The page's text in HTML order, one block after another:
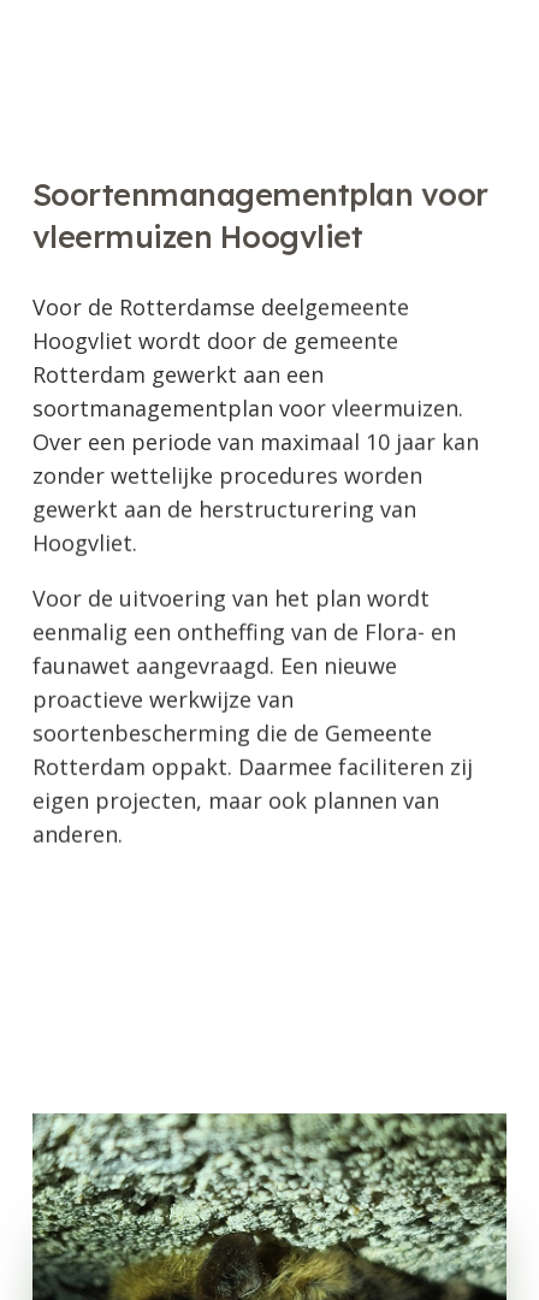
Soorten­­managementplan voor
vleermuizen Hoogvliet
Voor de Rotterdamse deelgemeente
Hoogvliet wordt door de gemeente
Rotterdam gewerkt aan een
soortmanagementplan voor vleermuizen.
Over een periode van maximaal 10 jaar kan
zonder wettelijke procedures worden
gewerkt aan de herstructurering van
Hoogvliet.
Voor de uitvoering van het plan wordt
eenmalig een ontheffing van de Flora- en
faunawet aangevraagd. Een nieuwe
proactieve werkwijze van
soortenbescherming die de Gemeente
Rotterdam oppakt. Daarmee faciliteren zij
eigen projecten, maar ook plannen van
anderen.